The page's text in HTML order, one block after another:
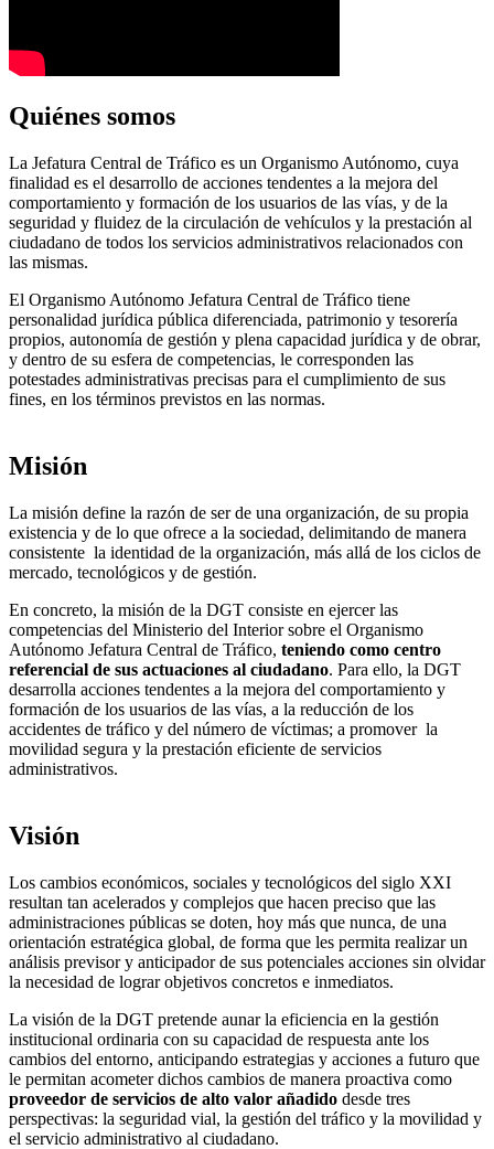
Quiénes somos
La Jefatura Central de Tráfico es un Organismo Autónomo, cuya
finalidad es el desarrollo de acciones tendentes a la mejora del
comportamiento y formación de los usuarios de las vías, y de la
seguridad y fluidez de la circulación de vehículos y la prestación al
ciudadano de todos los servicios administrativos relacionados con
las mismas.
El Organismo Autónomo Jefatura Central de Tráfico tiene
personalidad jurídica pública diferenciada, patrimonio y tesorería
propios, autonomía de gestión y plena capacidad jurídica y de obrar,
y dentro de su esfera de competencias, le corresponden las
potestades administrativas precisas para el cumplimiento de sus
fines, en los términos previstos en las normas.
Misión
La misión define la razón de ser de una organización, de su propia
existencia y de lo que ofrece a la sociedad, delimitando de manera
consistente la identidad de la organización, más allá de los ciclos de
mercado, tecnológicos y de gestión.
En concreto, la misión de la DGT consiste en ejercer las
competencias del Ministerio del Interior sobre el Organismo
Autónomo Jefatura Central de Tráfico, teniendo como centro
referencial de sus actuaciones al ciudadano. Para ello, la DGT
desarrolla acciones tendentes a la mejora del comportamiento y
formación de los usuarios de las vías, a la reducción de los
accidentes de tráfico y del número de víctimas; a promover la
movilidad segura y la prestación eficiente de servicios
administrativos.
Visión
Los cambios económicos, sociales y tecnológicos del siglo XXI
resultan tan acelerados y complejos que hacen preciso que las
administraciones públicas se doten, hoy más que nunca, de una
orientación estratégica global, de forma que les permita realizar un
análisis previsor y anticipador de sus potenciales acciones sin olvidar
la necesidad de lograr objetivos concretos e inmediatos.
La visión de la DGT pretende aunar la eficiencia en la gestión
institucional ordinaria con su capacidad de respuesta ante los
cambios del entorno, anticipando estrategias y acciones a futuro que
le permitan acometer dichos cambios de manera proactiva como
proveedor de servicios de alto valor añadido desde tres
perspectivas: la seguridad vial, la gestión del tráfico y la movilidad y
el servicio administrativo al ciudadano.